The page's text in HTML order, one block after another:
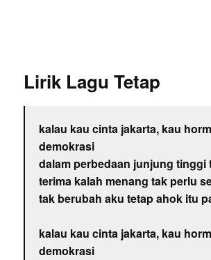
Lirik Lagu Tetap
kalau kau cinta jakarta, kau
demokrasi
dalam perbedaan junjung tinggi
terima kalah menang tak perlu
tak berubah aku tetap ahok itu
kalau kau cinta jakarta, kau
demokrasi